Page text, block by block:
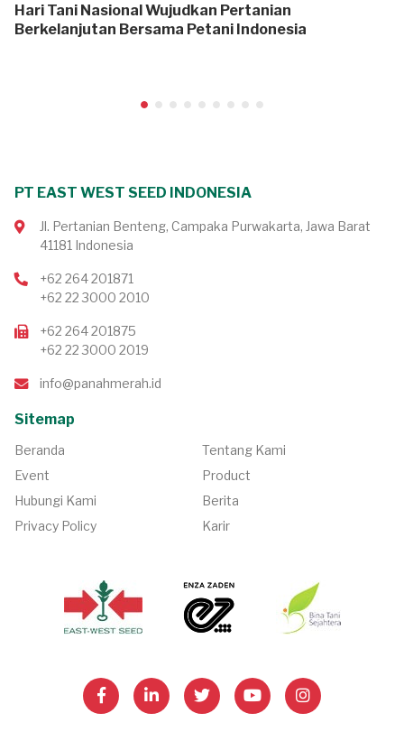
Hari Tani Nasional Wujudkan Pertanian
Berkelanjutan Bersama Petani Indonesia
PT EAST WEST SEED INDONESIA
Jl. Pertanian Benteng, Campaka Purwakarta, Jawa Barat
41181 Indonesia
+62 264 201871
+62 22 3000 2010
+62 264 201875
+62 22 3000 2019
info@panahmerah.id
Sitemap
Beranda
Tentang Kami
Event
Product
Hubungi Kami
Berita
Privacy Policy
Karir